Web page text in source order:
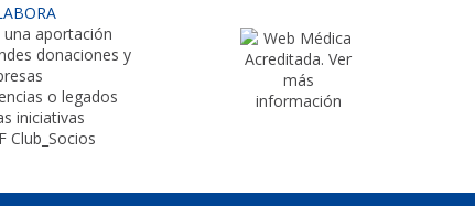
una aportación
donaciones y
o legados
iniciativas
Club_Socios